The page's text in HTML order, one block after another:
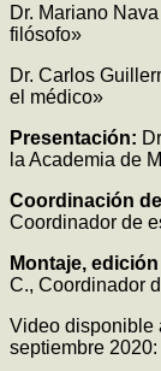
Dr. Mariano
filósofo»
Dr. Carlos
el médico»
Presentación:
la Academia de
Coordinación
Coordinador de
Montaje,
C., Coordinador
Video disponible
septiembre 2020: